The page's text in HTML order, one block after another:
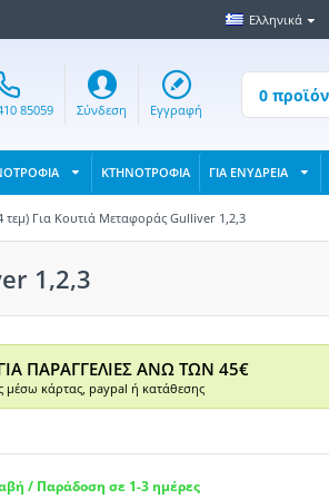
Ελληνικά
85059 Σύνδεση Εγγραφή
0
ΚΤΗΝΟΤΡΟΦΙΑ ΓΙΑ ΕΝΥΔΡΕΙΑ
τεμ) Για Κουτιά Μεταφοράς Gulliver 1,2,3
1,2,3
ΠΑΡΑΓΓΕΛΙΕΣ ΑΝΩ ΤΩΝ 45€
μέσω κάρτας, paypal ή κατάθεσης
/ Παράδοση σε 1-3 ημέρες